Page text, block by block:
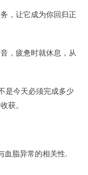
，让它成为你回归正
，疲惫时就休息，从
是今天必须完成多少
获。
血脂异常的相关性.